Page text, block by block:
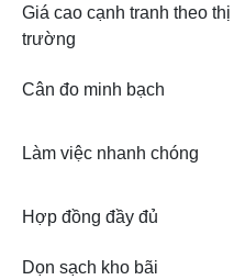
Giá cao cạnh tranh theo thị
trường
Cân đo minh bạch
Làm việc nhanh chóng
Hợp đồng đầy đủ
Dọn sạch kho bãi